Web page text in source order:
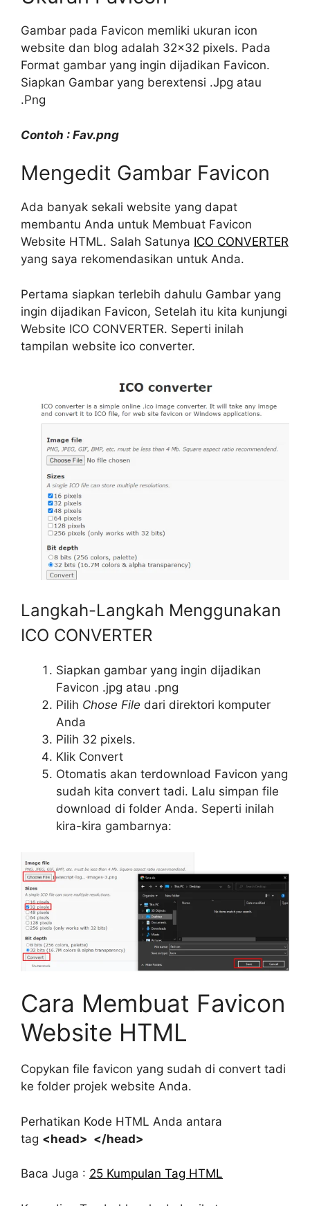
Gambar pada Favicon memliki ukuran icon
website dan blog adalah 32×32 pixels. Pada
Format gambar yang ingin dijadikan Favicon.
Siapkan Gambar yang berextensi .Jpg atau
.Png
Contoh : Fav.png
Mengedit Gambar Favicon
Ada banyak sekali website yang dapat
membantu Anda untuk Membuat Favicon
Website HTML. Salah Satunya ICO CONVERTER
yang saya rekomendasikan untuk Anda.
Pertama siapkan terlebih dahulu Gambar yang
ingin dijadikan Favicon, Setelah itu kita kunjungi
Website ICO CONVERTER. Seperti inilah
tampilan website ico converter.
Langkah-Langkah Menggunakan
ICO CONVERTER
Siapkan gambar yang ingin dijadikan
Favicon .jpg atau .png
Pilih Chose File dari direktori komputer
Anda
Pilih 32 pixels.
Klik Convert
Otomatis akan terdownload Favicon yang
sudah kita convert tadi. Lalu simpan file
download di folder Anda. Seperti inilah
kira-kira gambarnya:
Cara Membuat Favicon
Website HTML
Copykan file favicon yang sudah di convert tadi
ke folder projek website Anda.
Perhatikan Kode HTML Anda antara
tag <head> </head>
Baca Juga : 25 Kumpulan Tag HTML